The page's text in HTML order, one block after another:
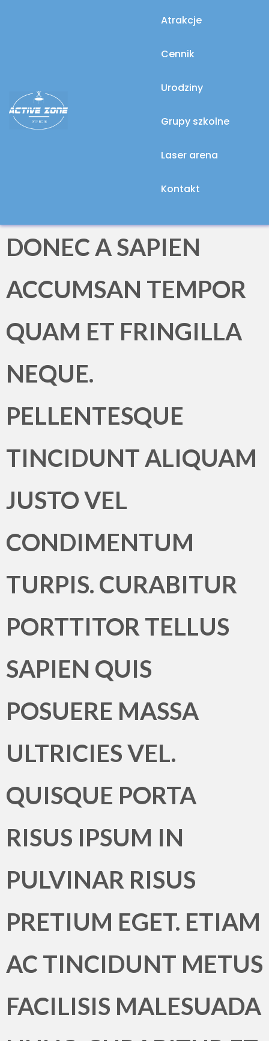
Atrakcje
Cennik
Urodziny
Grupy szkolne
Laser arena
Kontakt
WE CLEAN YOUR HOME SMOOTHLY
545VIEWS
DONEC A SAPIEN
ACCUMSAN TEMPOR
QUAM ET FRINGILLA
NEQUE.
PELLENTESQUE
TINCIDUNT ALIQUAM
JUSTO VEL
CONDIMENTUM
TURPIS. CURABITUR
PORTTITOR TELLUS
SAPIEN QUIS
POSUERE MASSA
ULTRICIES VEL.
QUISQUE PORTA
RISUS IPSUM IN
PULVINAR RISUS
PRETIUM EGET. ETIAM
AC TINCIDUNT METUS
FACILISIS MALESUADA